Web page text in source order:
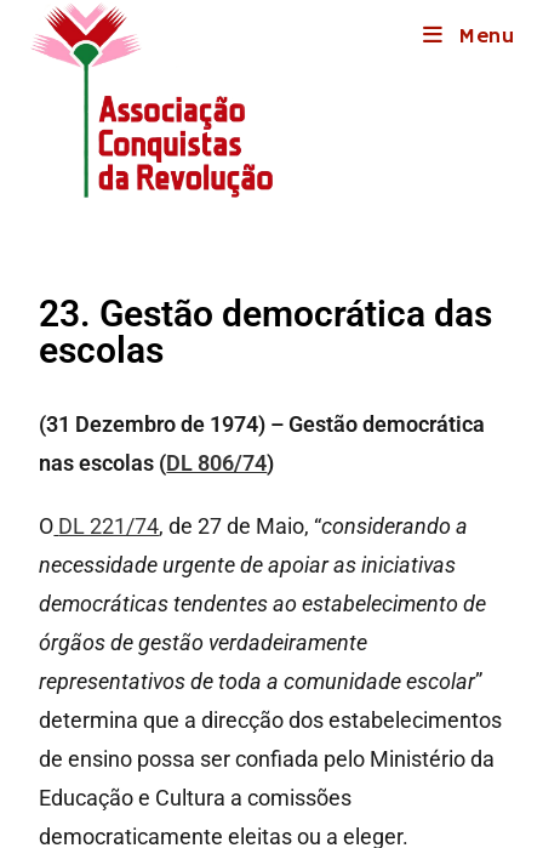
Menu
23. Gestão democrática das
escolas
(31 Dezembro de 1974) – Gestão democrática
nas escolas (DL 806/74)
O DL 221/74, de 27 de Maio, “considerando a
necessidade urgente de apoiar as iniciativas
democráticas tendentes ao estabelecimento de
órgãos de gestão verdadeiramente
representativos de toda a comunidade escolar”
determina que a direcção dos estabelecimentos
de ensino possa ser confiada pelo Ministério da
Educação e Cultura a comissões
democraticamente eleitas ou a eleger.